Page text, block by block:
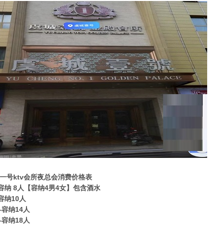
号ktv会所夜总会消费价格表
8人【容纳4男4女】包含酒水
10人
纳14人
纳18人